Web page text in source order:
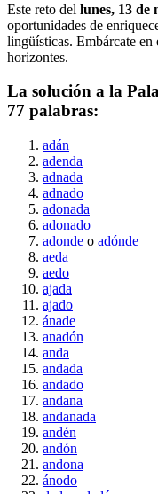
Este reto del lunes, 13 de
oportunidades de
lingüísticas. Embárcate en
horizontes.
La solución a la
77 palabras:
adán
adenda
adnada
adnado
adonada
adonado
adonde o adónde
aeda
aedo
ajada
ajado
ánade
anadón
anda
andada
andado
andana
andanada
andén
andón
andona
ánodo